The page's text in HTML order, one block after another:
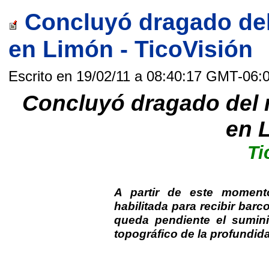
Concluyó dragado
en Limón - TicoVisión
Escrito en 19/02/11 a 08:40:17 GMT-
Concluyó dragado del
en
A partir de este
habilitada para recibir
queda pendiente el
topográfico de la